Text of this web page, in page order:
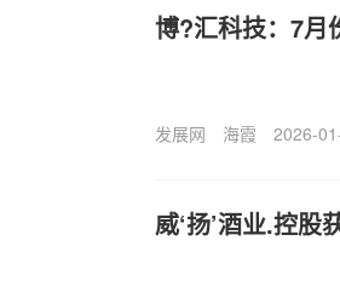
博?汇科技：7月
发展网 海霞 2026-
威‘扬’酒业.控